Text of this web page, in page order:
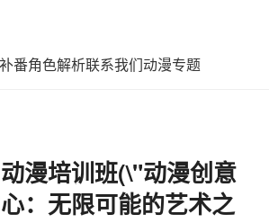
番角色解析联系我们动漫专题
漫培训班(\"动漫创意
：无限可能的艺术之